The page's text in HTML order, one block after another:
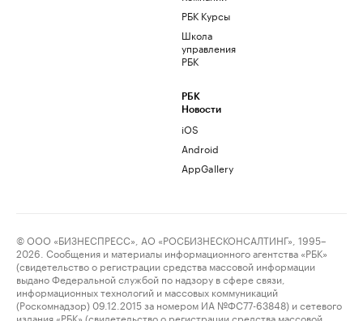
РБК Курсы
Школа
управления
РБК
РБК
Новости
iOS
Android
AppGallery
© ООО «БИЗНЕСПРЕСС», АО «РОСБИЗНЕСКОНСАЛТИНГ», 1995–
2026. Сообщения и материалы информационного агентства «РБК»
(свидетельство о регистрации средства массовой информации
выдано Федеральной службой по надзору в сфере связи,
информационных технологий и массовых коммуникаций
(Роскомнадзор) 09.12.2015 за номером ИА №ФС77-63848) и сетевого
издания «РБК» (свидетельство о регистрации средства массовой